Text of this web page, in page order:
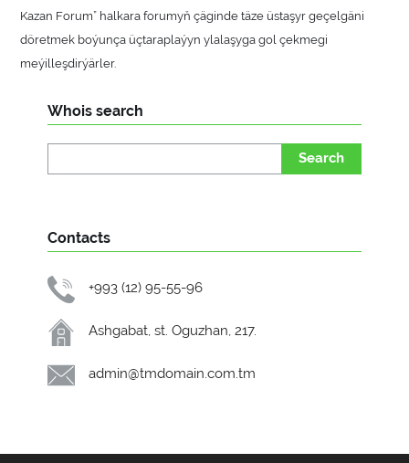
Kazan Forum” halkara forumyň çäginde täze üstaşyr geçelgäni
döretmek boýunça üçtaraplaýyn ylalaşyga gol çekmegi
meýilleşdirýärler.
Whois search
Search
Contacts
+993 (12) 95-55-96
Ashgabat, st. Oguzhan, 217.
admin@tmdomain.com.tm